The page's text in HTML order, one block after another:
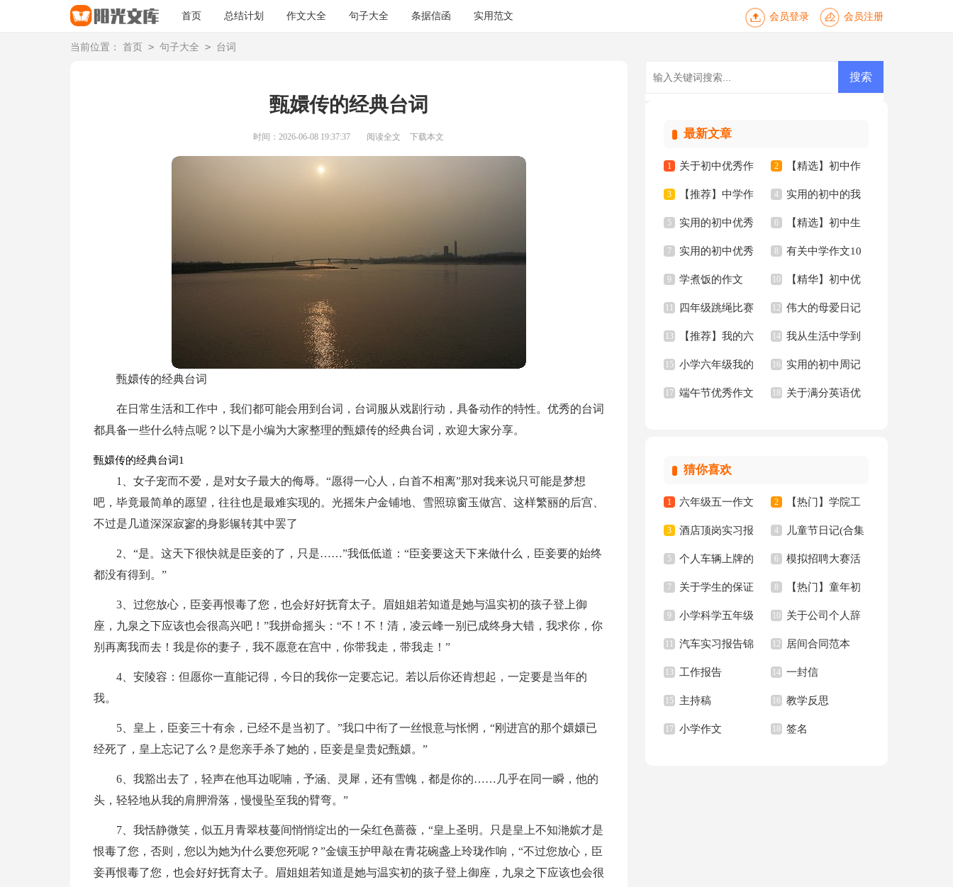
首页 总结计划 作文大全 句子大全 条据信函 实用范文 会员登录 会员注册
当前位置： 首页 > 句子大全 > 台词
甄嬛传的经典台词
时间：2026-06-08 19:37:37 阅读全文 下载本文
甄嬛传的经典台词
在日常生活和工作中，我们都可能会用到台词，台词服从戏剧行动，具备动作的特性。优秀的台词
都具备一些什么特点呢？以下是小编为大家整理的甄嬛传的经典台词，欢迎大家分享。
甄嬛传的经典台词1
1、女子宠而不爱，是对女子最大的侮辱。“愿得一心人，白首不相离”那对我来说只可能是梦想
吧，毕竟最简单的愿望，往往也是最难实现的。光摇朱户金铺地、雪照琼窗玉做宫、这样繁丽的后宫、
不过是几道深深寂寥的身影辗转其中罢了
2、“是。这天下很快就是臣妾的了，只是……”我低低道：“臣妾要这天下来做什么，臣妾要的始终
都没有得到。”
3、过您放心，臣妾再恨毒了您，也会好好抚育太子。眉姐姐若知道是她与温实初的孩子登上御
座，九泉之下应该也会很高兴吧！”我拼命摇头：“不！不！清，凌云峰一别已成终身大错，我求你，你
别再离我而去！我是你的妻子，我不愿意在宫中，你带我走，带我走！”
4、安陵容：但愿你一直能记得，今日的我你一定要忘记。若以后你还肯想起，一定要是当年的
我。
5、皇上，臣妾三十有余，已经不是当初了。”我口中衔了一丝恨意与怅惘，“刚进宫的那个嬛嬛已
经死了，皇上忘记了么？是您亲手杀了她的，臣妾是皇贵妃甄嬛。”
6、我豁出去了，轻声在他耳边呢喃，予涵、灵犀，还有雪魄，都是你的……几乎在同一瞬，他的
头，轻轻地从我的肩胛滑落，慢慢坠至我的臂弯。”
7、我恬静微笑，似五月青翠枝蔓间悄悄绽出的一朵红色蔷薇，“皇上圣明。只是皇上不知滟嫔才是
恨毒了您，否则，您以为她为什么要您死呢？”金镶玉护甲敲在青花碗盏上玲珑作响，“不过您放心，臣
妾再恨毒了您，也会好好抚育太子。眉姐姐若知道是她与温实初的孩子登上御座，九泉之下应该也会很
最新文章
1 关于初中优秀作
文4篇
2 【精选】初中作
文集合八篇
3 【推荐】中学作
文300字九篇
4 实用的初中的我
作文3篇
5 实用的初中优秀
作文6篇
6 【精选】初中生
作文集合8篇
7 实用的初中优秀
作文10篇
8 有关中学作文10
篇
9 学煮饭的作文 10 【精华】初中优
秀作文10篇
11 四年级跳绳比赛
作文合集10篇
12 伟大的母爱日记
13 【推荐】我的六
年级小学作文汇编6
篇
14 我从生活中学到
了语文作文15篇
15 小学六年级我的
同桌作文
16 实用的初中周记
汇总五篇
17 端午节优秀作文 18 关于满分英语优
猜你喜欢
1 六年级五一作文
300字集锦7篇
2 【热门】学院工
作计划四篇
3 酒店顶岗实习报
告十篇
4 儿童节日记(合集
15篇)
5 个人车辆上牌的
委托书
6 模拟招聘大赛活
动总结
7 关于学生的保证
书汇总八篇
8 【热门】童年初
中作文300字集锦十
篇
9 小学科学五年级
上册教学计划
10 关于公司个人辞
职报告汇总6篇
11 汽车实习报告锦
集八篇
12 居间合同范本
13 工作报告 14 一封信
15 主持稿 16 教学反思
17 小学作文 18 签名